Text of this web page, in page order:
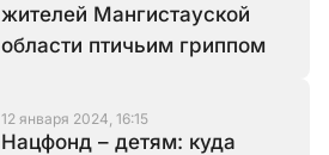
жителей Мангистауской
области птичьим гриппом
12 января 2024, 16:15
Нацфонд – детям: куда